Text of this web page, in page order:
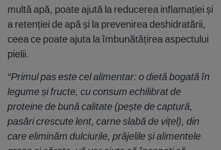
multă apă, poate ajută la reducerea inflamației și
a retenției de apă și la prevenirea deshidratării,
ceea ce poate ajuta la îmbunătățirea aspectului
pielii.
“Primul pas este cel alimentar: o dietă bogată în
legume și fructe, cu consum echilibrat de
proteine de bună calitate (pește de captură,
pasări crescute lent, carne slabă de vițel), din
care eliminăm dulciurile, prăjelile și alimentele